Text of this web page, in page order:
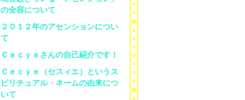
の全容について
２０１２年のアセンションについ
て
Ｃｅｃｙｅさんの自己紹介です！
Ｃｅｃｙｅ（セスィエ）というス
ピリチュアル・ネームの由来につ
いて